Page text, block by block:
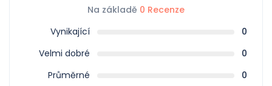
Zpáteční lety do Skardu a Islamabad
Na základě 0 Recenze
Vynikající
0
Velmi dobré
0
Průměrné
0